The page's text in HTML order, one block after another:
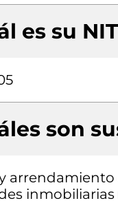
es su
son
arrendamiento